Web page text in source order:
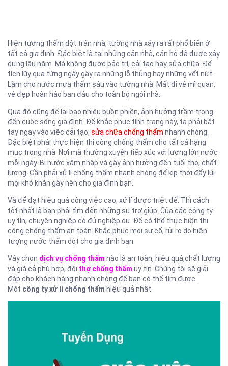
Hiện tượng thấm dột trần nhà, tường nhà xảy ra rất phổ biến ở
tất cả gia đình. Đặc biệt là tại những căn nhà, căn hộ đã được xây
dựng lâu năm. Mà không được bảo trì, cải tạo hay sửa chữa. Để
tích lũy qua từng ngày gây ra những lỗ thủng hay những vết nứt.
Làm cho nước mưa thấm sâu vào tường nhà. Mất đi vẻ mĩ quan,
vẻ đẹp hoàn hảo ban đầu cho toàn bộ ngôi nhà.
Qua đó cũng để lại bao nhiêu buồn phiền, ảnh hưởng trầm trọng
đến cuộc sống gia đình. Để khắc phục tình trạng này, ta phải bắt
tay ngay vào việc cải tạo, sửa chữa chống thấm nhanh chóng.
Đặc biệt phải thực hiện thi công chống thấm cho tất cả hạng
mục trong nhà. Nơi mà thường xuyên tiếp xúc với lượng lớn nước
mỗi ngày. Bị nước xâm nhập và gây ảnh hưởng đến tuổi thọ, chất
lượng. Cần phải xử lí chống thấm nhanh chóng để kịp thời đẩy lùi
mọi khó khăn gây nên cho gia đình bạn.
Và để đạt hiệu quả công việc cao, xử lí được triệt để. Thì cách
tốt nhất là bạn phải tìm đến những sự trợ giúp. Của các công ty
uy tín, chuyên nghiệp có đủ nghiệp dư. Để có thể thực hiện thi
công chống thấm an toàn. Khắc phục mọi sự cố, rủi ro do hiện
tượng nước thấm dột cho gia đình bạn.
Vậy chọn dịch vụ chống thấm nào là an toàn, hiệu quả,chất lượng
và giá cả phù hợp, đội thợ chống thấm uy tín. Chúng tôi sẽ giải
đáp cho khách hàng nhanh chóng để bạn có thể tìm được.
Một công ty xử lí chống thấm hiệu quả nhất.